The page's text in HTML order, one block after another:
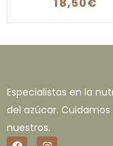
Especialistas en la
del azúcar.
nuestros.